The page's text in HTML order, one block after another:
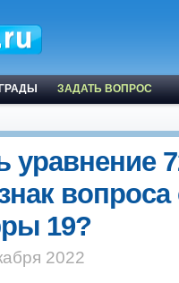
ЗАДАТЬ ВОПРОС
уравнение
вопроса
19?
2022